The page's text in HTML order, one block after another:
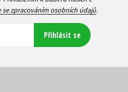
se zpracováním osobních údajů.
Přihlásit se